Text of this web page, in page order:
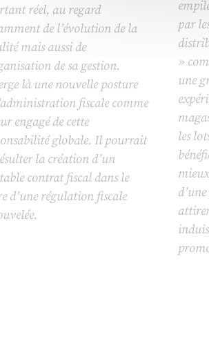
réel, au regard
de l’évolution de la
mais aussi de
de sa gestion.
là une nouvelle posture
fiscale comme
engagé de cette
globale. Il pourrait
la création d’un
contrat fiscal dans le
d’une régulation fiscale
par
»
une
les